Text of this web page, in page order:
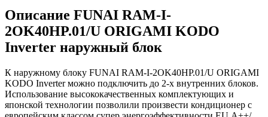
Описание FUNAI RAM-I-
2OK40HP.01/U ORIGAMI KODO
Inverter наружный блок
К наружному блоку FUNAI RAM-I-2OK40HP.01/U ORIGAMI
KODO Inverter можно подключить до 2-х внутренних блоков.
Использование высококачественных комплектующих и
японской технологии позволили произвести кондиционер с